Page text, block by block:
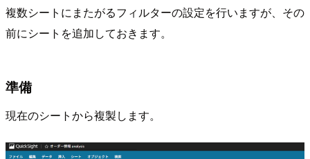
複数シートにまたがるフィルターの設定を行いますが、その
前にシートを追加しておきます。
準備
現在のシートから複製します。